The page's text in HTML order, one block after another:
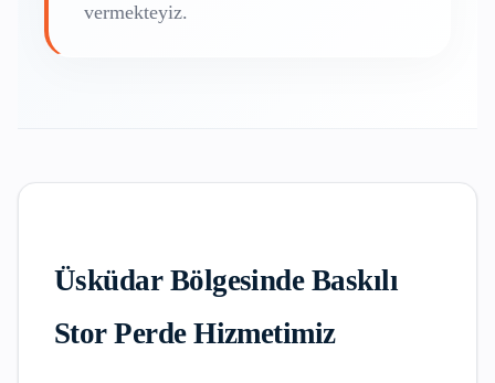
vermekteyiz.
ÜsküdarBölgesinde Baskılı
Stor PerdeHizmetimiz